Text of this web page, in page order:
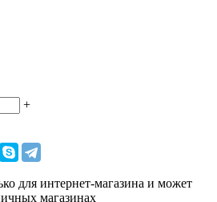
+
для интернет-магазина и может
магазинах